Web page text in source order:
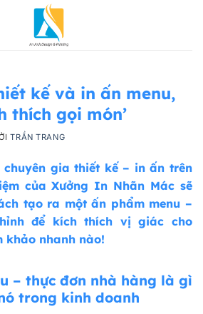
kế và in ấn menu,
thích gọi món’
TRẦN TRANG
gia thiết kế – in ấn trên
của Xưởng In Nhãn Mác sẽ
tạo ra một ấn phẩm menu –
để kích thích vị giác cho
khảo nhanh nào!
– thực đơn nhà hàng là gì
trong kinh doanh